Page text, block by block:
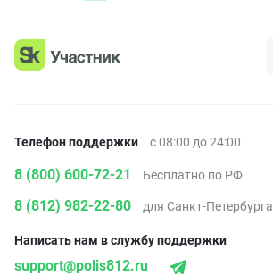
Телефон поддержки с 08:00 до 24:00
8 (800) 600-72-21 Бесплатно по РФ
8 (812) 982-22-80 для Санкт-Петербурга
Написать нам в службу поддержки
support@polis812.ru